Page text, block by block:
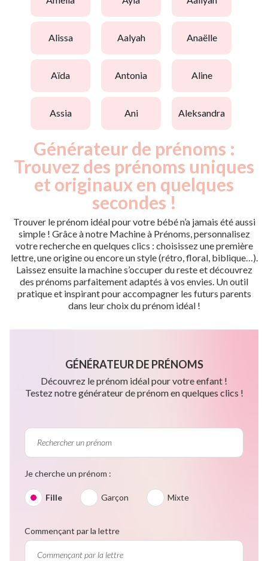
alissa aalyah anaëlle
aïda antonia aline
assia ani aleksandra
Générateur de prénoms :
Trouvez des prénoms uniques
et originaux en quelques
secondes !
Trouver le prénom idéal pour votre bébé n’a jamais été aussi
simple ! Grâce à notre Machine à Prénoms, personnalisez
votre recherche en quelques clics : choisissez une première
lettre, une origine ou encore un style (rétro, floral, biblique…).
Laissez ensuite la machine s’occuper du reste et découvrez
des prénoms parfaitement adaptés à vos envies. Un outil
pratique et inspirant pour accompagner les futurs parents
dans leur choix du prénom idéal !
GÉNÉRATEUR DE PRÉNOMS
Découvrez le prénom idéal pour votre enfant !
Testez notre générateur de prénom en quelques clics !
Je cherche un prénom :
Fille Garçon Mixte
Commençant par la lettre